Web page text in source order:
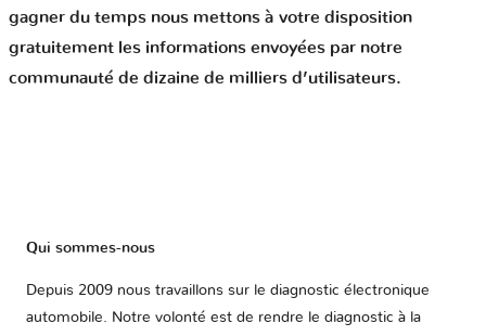
gagner du temps nous mettons à votre disposition
gratuitement les informations envoyées par notre
communauté de dizaine de milliers d’utilisateurs.
Qui sommes-nous
Depuis 2009 nous travaillons sur le diagnostic électronique
automobile. Notre volonté est de rendre le diagnostic à la